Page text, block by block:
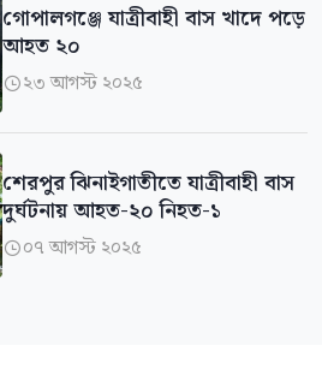
গোপালগঞ্জে যাত্রীবাহী বাস খাদে পড়ে
আহত ২০
২৩ আগস্ট ২০২৫
শেরপুর ঝিনাইগাতীতে যাত্রীবাহী বাস
দুর্ঘটনায় আহত-২০ নিহত-১
০৭ আগস্ট ২০২৫